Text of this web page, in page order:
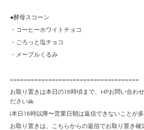
●酵母スコーン
・コーヒーホワイトチョコ
・ごろっと塩チョコ
・メープルくるみ
=====================================
お取り置きは本日の18時頃まで、HPお問い合わ
ださい🙏
(本日18時以降〜営業日朝は返信できないことが
お取り置きは、こちらからの返信でお取り置き確